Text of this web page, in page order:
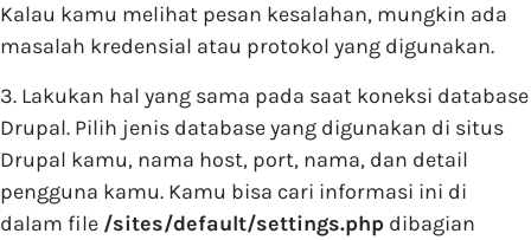
Kalau kamu melihat pesan kesalahan, mungkin ada
masalah kredensial atau protokol yang digunakan.
3. Lakukan hal yang sama pada saat koneksi database
Drupal. Pilih jenis database yang digunakan di situs
Drupal kamu, nama host, port, nama, dan detail
pengguna kamu. Kamu bisa cari informasi ini di
dalam file /sites/default/settings.php dibagian